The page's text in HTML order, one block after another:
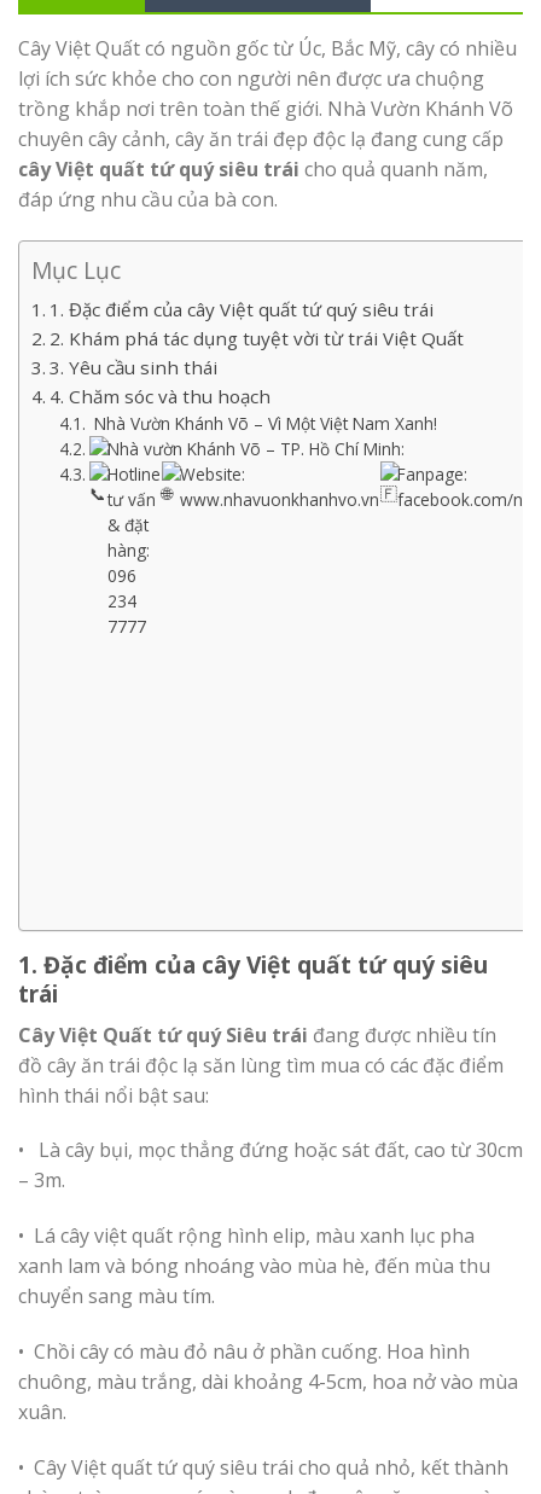
Cây Việt Quất có nguồn gốc từ Úc, Bắc Mỹ, cây có nhiều
lợi ích sức khỏe cho con người nên được ưa chuộng
trồng khắp nơi trên toàn thế giới. Nhà Vườn Khánh Võ
chuyên cây cảnh, cây ăn trái đẹp độc lạ đang cung cấp
cây Việt quất tứ quý siêu trái cho quả quanh năm,
đáp ứng nhu cầu của bà con.
Mục Lục
1. Đặc điểm của cây Việt quất tứ quý siêu trái
2. Khám phá tác dụng tuyệt vời từ trái Việt Quất
3. Yêu cầu sinh thái
4. Chăm sóc và thu hoạch
Nhà Vườn Khánh Võ – Vì Một Việt Nam Xanh!
Nhà vườn Khánh Võ – TP. Hồ Chí Minh:
Hotline
tư vấn
& đặt
hàng:
096
234
7777
Website:
www.nhavuonkhanhvo.vn
Fanpage:
facebook.com/
1. Đặc điểm của cây Việt quất tứ quý siêu
trái
Cây Việt Quất tứ quý Siêu trái đang được nhiều tín
đồ cây ăn trái độc lạ săn lùng tìm mua có các đặc điểm
hình thái nổi bật sau:
• Là cây bụi, mọc thẳng đứng hoặc sát đất, cao từ 30cm
– 3m.
• Lá cây việt quất rộng hình elip, màu xanh lục pha
xanh lam và bóng nhoáng vào mùa hè, đến mùa thu
chuyển sang màu tím.
• Chồi cây có màu đỏ nâu ở phần cuống. Hoa hình
chuông, màu trắng, dài khoảng 4-5cm, hoa nở vào mùa
xuân.
• Cây Việt quất tứ quý siêu trái cho quả nhỏ, kết thành